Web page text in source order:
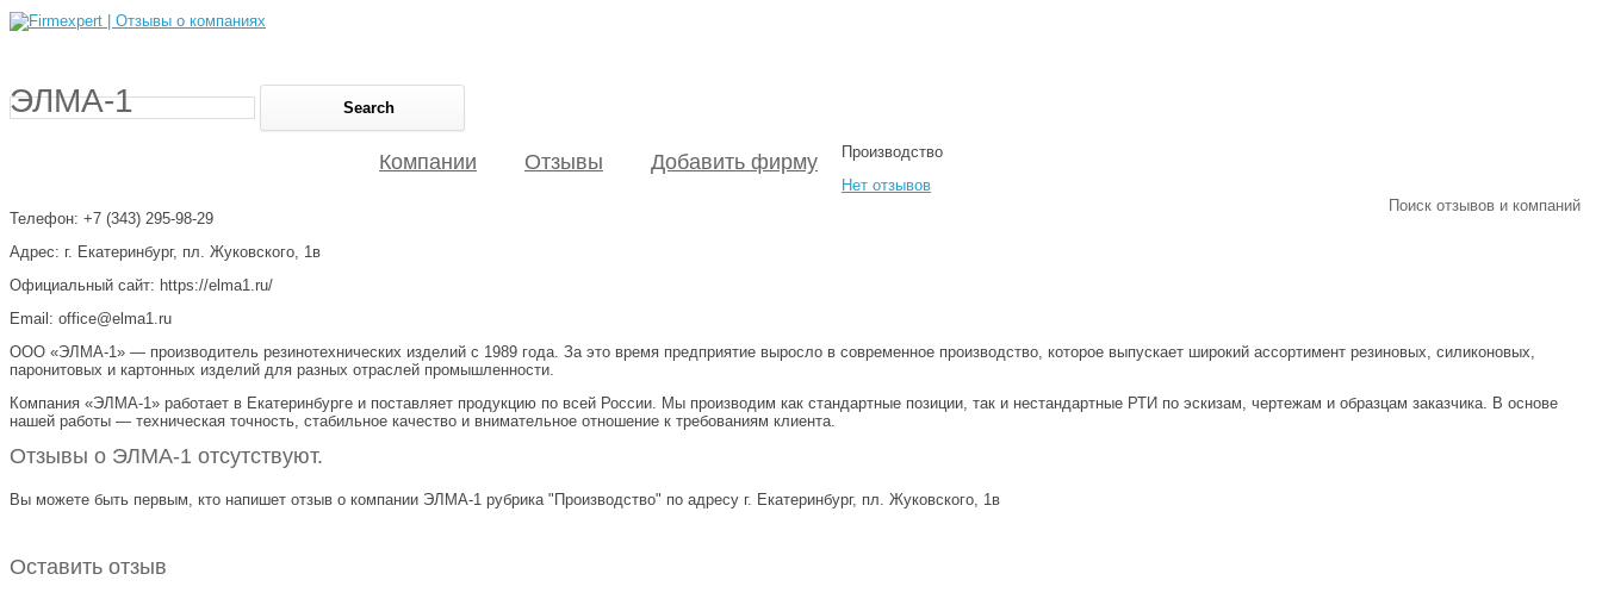
Поиск отзывов и компаний
Компании Отзывы Добавить фирму
ЭЛМА-1
Производство
Нет отзывов
Телефон: +7 (343) 295-98-29
Адрес: г. Екатеринбург, пл. Жуковского, 1в
Официальный сайт: https://elma1.ru/
Email: office@elma1.ru
ООО «ЭЛМА-1» — производитель резинотехнических изделий с 1989 года. За это время предприятие выросло в современное производство, которое выпускает широкий ассортимент резиновых, силиконовых,
паронитовых и картонных изделий для разных отраслей промышленности.
Компания «ЭЛМА-1» работает в Екатеринбурге и поставляет продукцию по всей России. Мы производим как стандартные позиции, так и нестандартные РТИ по эскизам, чертежам и образцам заказчика. В основе
нашей работы — техническая точность, стабильное качество и внимательное отношение к требованиям клиента.
Отзывы о ЭЛМА-1 отсутствуют.
Вы можете быть первым, кто напишет отзыв о компании ЭЛМА-1 рубрика "Производство" по адресу г. Екатеринбург, пл. Жуковского, 1в
Оставить отзыв